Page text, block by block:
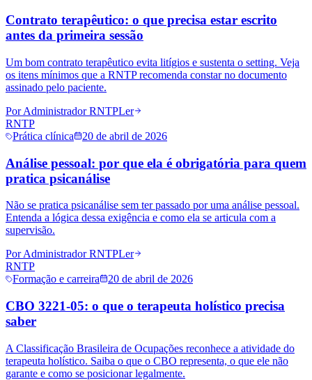
Contrato terapêutico: o que precisa estar escrito
antes da primeira sessão
Um bom contrato terapêutico evita litígios e sustenta o setting. Veja
os itens mínimos que a RNTP recomenda constar no documento
assinado pelo paciente.
PorAdministrador RNTPLer
RNTP
Prática clínica
20 de abril de 2026
Análise pessoal: por que ela é obrigatória para quem
pratica psicanálise
Não se pratica psicanálise sem ter passado por uma análise pessoal.
Entenda a lógica dessa exigência e como ela se articula com a
supervisão.
PorAdministrador RNTPLer
RNTP
Formação e carreira
20 de abril de 2026
CBO 3221-05: o que o terapeuta holístico precisa
saber
A Classificação Brasileira de Ocupações reconhece a atividade do
terapeuta holístico. Saiba o que o CBO representa, o que ele não
garante e como se posicionar legalmente.